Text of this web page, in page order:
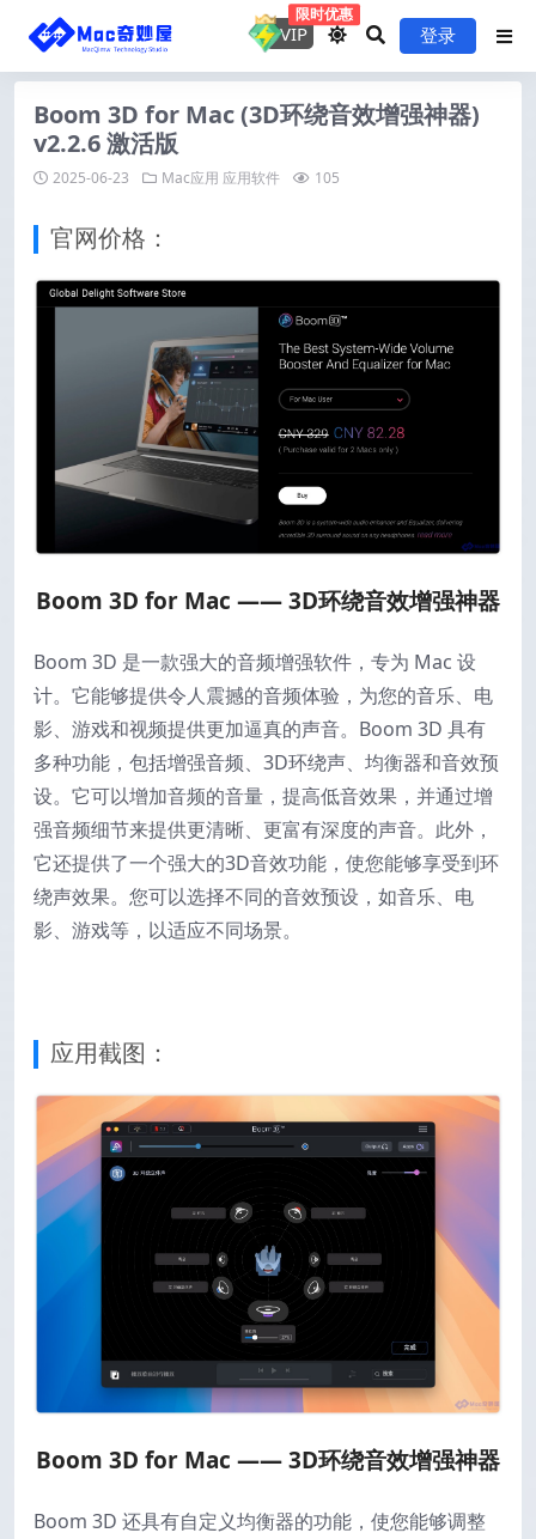
VIP
限时优惠
登录
Boom 3D for Mac (3D环绕音效增强神器)
v2.2.6 激活版
2025-06-23 Mac应用 应用软件 105
官网价格：
Boom 3D for Mac —— 3D环绕音效增强神器
Boom 3D 是一款强大的音频增强软件，专为 Mac 设
计。它能够提供令人震撼的音频体验，为您的音乐、电
影、游戏和视频提供更加逼真的声音。Boom 3D 具有
多种功能，包括增强音频、3D环绕声、均衡器和音效预
设。它可以增加音频的音量，提高低音效果，并通过增
强音频细节来提供更清晰、更富有深度的声音。此外，
它还提供了一个强大的3D音效功能，使您能够享受到环
绕声效果。您可以选择不同的音效预设，如音乐、电
影、游戏等，以适应不同场景。
应用截图：
Boom 3D for Mac —— 3D环绕音效增强神器
Boom 3D 还具有自定义均衡器的功能，使您能够调整